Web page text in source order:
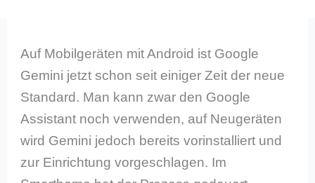
Auf Mobilgeräten mit Android ist Google
Gemini jetzt schon seit einiger Zeit der neue
Standard. Man kann zwar den Google
Assistant noch verwenden, auf Neugeräten
wird Gemini jedoch bereits vorinstalliert und
zur Einrichtung vorgeschlagen. Im